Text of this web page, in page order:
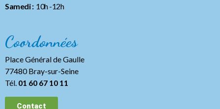
Samedi :10h -12h
Coordonnées
Place Général de Gaulle
77480 Bray-sur-Seine
Tél. 01 60 67 10 11
Contact